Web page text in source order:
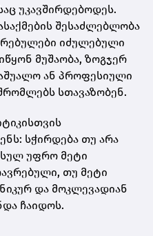
უკავშირდებოდეს.
შესაძლებლობა
იძულებული
მუშაობა, ზოგჯერ
ან პროფესიული
სთავაზობენ.
სჭირდება თუ არა
უფრო მეტი
თუ მეტი
და მოკლევადიან
ჩაიდოს.